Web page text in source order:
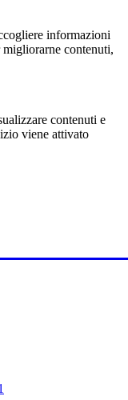
informazioni
migliorarne contenuti,
contenuti e
viene attivato
Di